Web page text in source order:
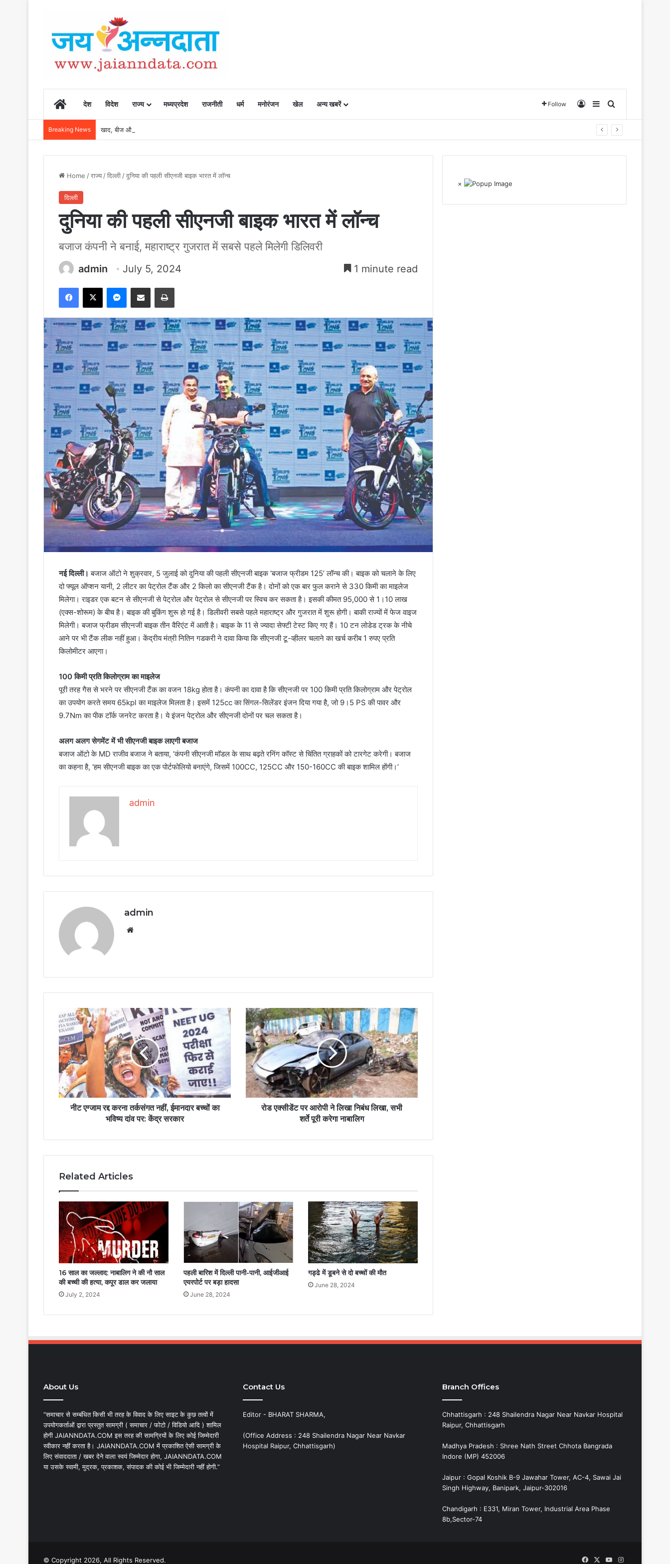
Homeदेश विदेश राज्य मध्यप्रदेश राजनीती धर्म मनोरंजन खेल अन्य खबरें Follow Log InSidebarSearch for
Breaking News खाद, बीज और उर्वरकों की समय पर उपलब्धता से किसानों में उत्साह, नैनो डीएपी और नैनो यूरिया बने किसानों के भरोसेमंद कृषि साथी…..
Home /राज्य/दिल्ली/दुनिया की पहली सीएनजी बाइक भारत में लॉन्च
दिल्ली
दुनिया की पहली सीएनजी बाइक भारत में लॉन्च
बजाज कंपनी ने बनाई, महाराष्ट्र गुजरात में सबसे पहले मिलेगी डिलिवरी
admin July 5, 2024 1 minute read
Facebook
X Messenger
Share via Email Print
नई दिल्ली। बजाज ऑटो ने शुक्रवार, 5 जुलाई को दुनिया की पहली सीएनजी बाइक ‘बजाज फ्रीडम 125’ लॉन्च की। बाइक को चलाने के लिए
दो फ्यूल ऑप्शन यानी, 2 लीटर का पेट्रोल टैंक और 2 किलो का सीएनजी टैंक है। दोनों को एक बार फुल कराने से 330 किमी का माइलेज
मिलेगा। राइडर एक बटन से सीएनजी से पेट्रोल और पेट्रोल से सीएनजी पर स्विच कर सकता है। इसकी कीमत 95,000 से 1।10 लाख
(एक्स-शोरूम) के बीच है। बाइक की बुकिंग शुरू हो गई है। डिलीवरी सबसे पहले महाराष्ट्र और गुजरात में शुरू होगी। बाकी राज्यों में फेज वाइज
मिलेगी। बजाज फ्रीडम सीएनजी बाइक तीन वैरिएंट में आती है। बाइक के 11 से ज्यादा सेफ्टी टेस्ट किए गए हैं। 10 टन लोडेड ट्रक के नीचे
आने पर भी टैंक लीक नहीं हुआ। केंद्रीय मंत्री नितिन गडकरी ने दावा किया कि सीएनजी टू-व्हीलर चलाने का खर्च करीब 1 रुपए प्रति
किलोमीटर आएगा।
100 किमी प्रति किलोग्राम का माइलेज
पूरी तरह गैस से भरने पर सीएनजी टैंक का वजन 18kg होता है। कंपनी का दावा है कि सीएनजी पर 100 किमी प्रति किलोग्राम और पेट्रोल
का उपयोग करते समय 65kpl का माइलेज मिलता है। इसमें 125cc का सिंगल-सिलेंडर इंजन दिया गया है, जो 9।5 PS की पावर और
9.7Nm का पीक टॉर्क जनरेट करता है। ये इंजन पेट्रोल और सीएनजी दोनों पर चल सकता है।
अलग अलग सेगमेंट में भी सीएनजी बाइक लाएगी बजाज
बजाज ऑटो के MD राजीव बजाज ने बताया, ‘कंपनी सीएनजी मॉडल के साथ बढ़ते रनिंग कॉस्ट से चिंतित ग्राहकों को टारगेट करेगी। बजाज
का कहना है, ‘हम सीएनजी बाइक का एक पोर्टफोलियो बनाएंगे, जिसमें 100CC, 125CC और 150-160CC की बाइक शामिल होंगी।’
admin
admin
नीट एग्जाम रद्द करना तर्कसंगत नहीं, ईमानदार बच्चों का
भविष्य दांव पर: केंद्र सरकार
रोड एक्सीडेंट पर आरोपी ने लिखा निबंध लिखा, सभी
शर्ते पूरी करेगा नाबालिग
Related Articles
16 साल का जल्लाद: नाबालिग ने की नौ साल
की बच्ची की हत्या, कपूर डाल कर जलाया
July 2, 2024
पहली बारिश में दिल्ली पानी-पानी, आईजीआई
एयरपोर्ट पर बड़ा हादसा
June 28, 2024
गड्ढे में डूबने से दो बच्चों की मौत
June 28, 2024
×
About Us
“समाचार से सम्बंधित किसी भी तरह के विवाद के लिए साइट के कुछ तत्वों में
उपयोगकर्ताओं द्वारा प्रस्तुत सामग्री ( समाचार / फोटो / विडियो आदि ) शामिल
होगी JAIANNDATA.COM इस तरह की सामग्रियों के लिए कोई जिम्मेदारी
स्वीकार नहीं करता है। JAIANNDATA.COM में प्रकाशित ऐसी सामग्री के
लिए संवाददाता / खबर देने वाला स्वयं जिम्मेदार होगा, JAIANNDATA.COM
या उसके स्वामी, मुद्रक, प्रकाशक, संपादक की कोई भी जिम्मेदारी नहीं होगी.”
Contact Us
Editor - BHARAT SHARMA,
(Office Address : 248 Shailendra Nagar Near Navkar
Hospital Raipur, Chhattisgarh)
Branch Offices
Chhattisgarh : 248 Shailendra Nagar Near Navkar Hospital
Raipur, Chhattisgarh
Madhya Pradesh : Shree Nath Street Chhota Bangrada
Indore (MP) 452006
Jaipur : Gopal Koshik B-9 Jawahar Tower, AC-4, Sawai Jai
Singh Highway, Banipark, Jaipur-302016
Chandigarh : E331, Miran Tower, Industrial Area Phase
8b,Sector-74
© Copyright 2026, All Rights Reserved. Facebook
X YouTubeInstagram